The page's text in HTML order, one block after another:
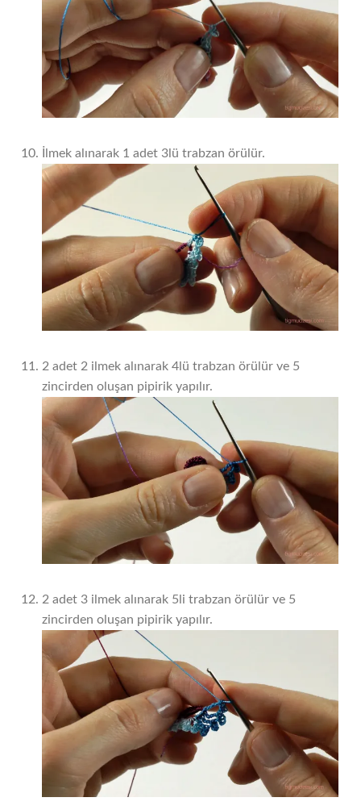
İlmek alınarak 1 adet 3lü trabzan örülür.
2 adet 2 ilmek alınarak 4lü trabzan örülür ve 5
zincirden oluşan pipirik yapılır.
2 adet 3 ilmek alınarak 5li trabzan örülür ve 5
zincirden oluşan pipirik yapılır.